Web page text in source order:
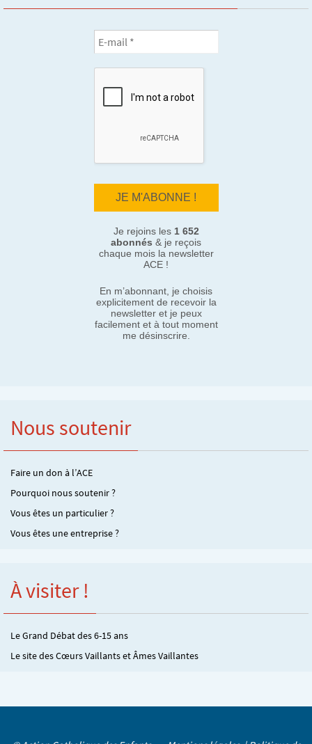
Je rejoins les 1 652
abonnés & je reçois
chaque mois la newsletter
ACE !
En m’abonnant, je choisis
explicitement de recevoir la
newsletter et je peux
facilement et à tout moment
me désinscrire.
Nous soutenir
Faire un don à l’ACE
Pourquoi nous soutenir ?
Vous êtes un particulier ?
Vous êtes une entreprise ?
À visiter !
Le Grand Débat des 6-15 ans
Le site des Cœurs Vaillants et Âmes Vaillantes